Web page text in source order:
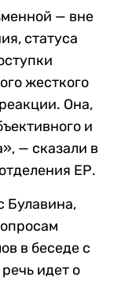
— вне
статуса
жесткого
Она,
и
— сказали в
ЕР.
Булавина,
в беседе с
речь идет о